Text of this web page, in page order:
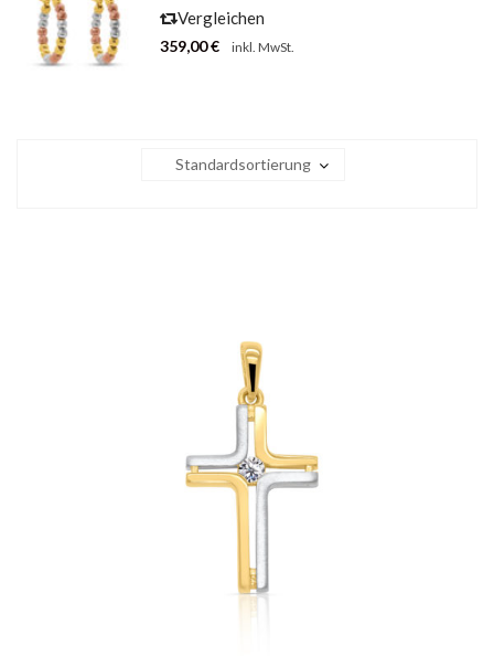
Tricolor Mit
Kugeln
Vergleichen
359,00€ inkl. MwSt.
Standardsortierung